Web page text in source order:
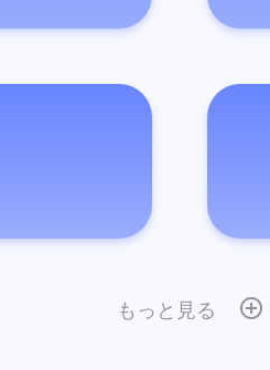
もっと見る